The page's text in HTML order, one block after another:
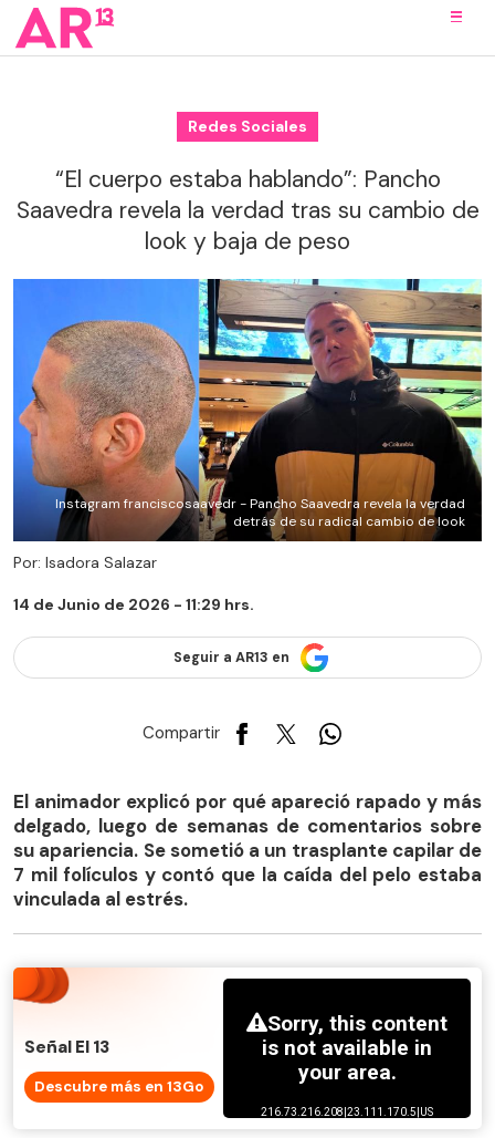
Redes Sociales
“El cuerpo estaba hablando”: Pancho
Saavedra revela la verdad tras su cambio de
look y baja de peso
Instagram franciscosaavedr - Pancho Saavedra revela la verdad
detrás de su radical cambio de look
Por: Isadora Salazar
14 de Junio de 2026 - 11:29 hrs.
Seguir a AR13 en
Compartir
El animador explicó por qué apareció rapado y más
delgado, luego de semanas de comentarios sobre
su apariencia. Se sometió a un trasplante capilar de
7 mil folículos y contó que la caída del pelo estaba
vinculada al estrés.
Señal El 13
Descubre más en 13Go